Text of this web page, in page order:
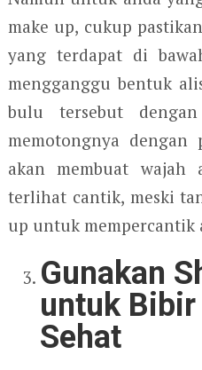
make up, cukup
yang terdapat di
mengganggu bentuk
bulu tersebut
memotongnya
akan membuat wajah
terlihat cantik, meski
up untuk mempercantik
Gunakan
untuk Bibir
Sehat